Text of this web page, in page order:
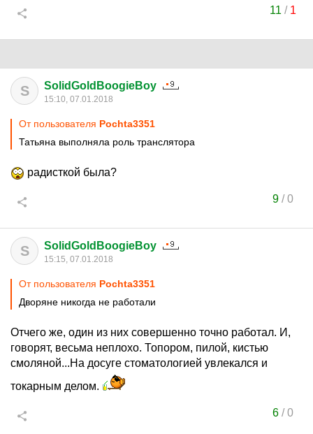
11 / 1
S SolidGoldBoogieBoy
15:10, 07.01.2018
От пользователя Pochta3351
Татьяна выполняла роль транслятора
радисткой была?
9/0
S SolidGoldBoogieBoy
15:15, 07.01.2018
От пользователя Pochta3351
Дворяне никогда не работали
Отчего же, один из них совершенно точно работал. И,
говорят, весьма неплохо. Топором, пилой, кистью
смоляной...На досуге стоматологией увлекался и
токарным делом.
6/0